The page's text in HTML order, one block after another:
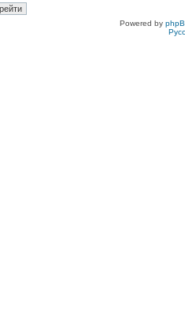
Powered by